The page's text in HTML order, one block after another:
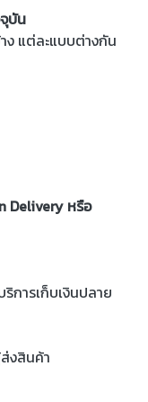
บัน
แต่ละแบบต่างกัน
Delivery หรือ
การเก็บเงินปลาย
งสินค้า